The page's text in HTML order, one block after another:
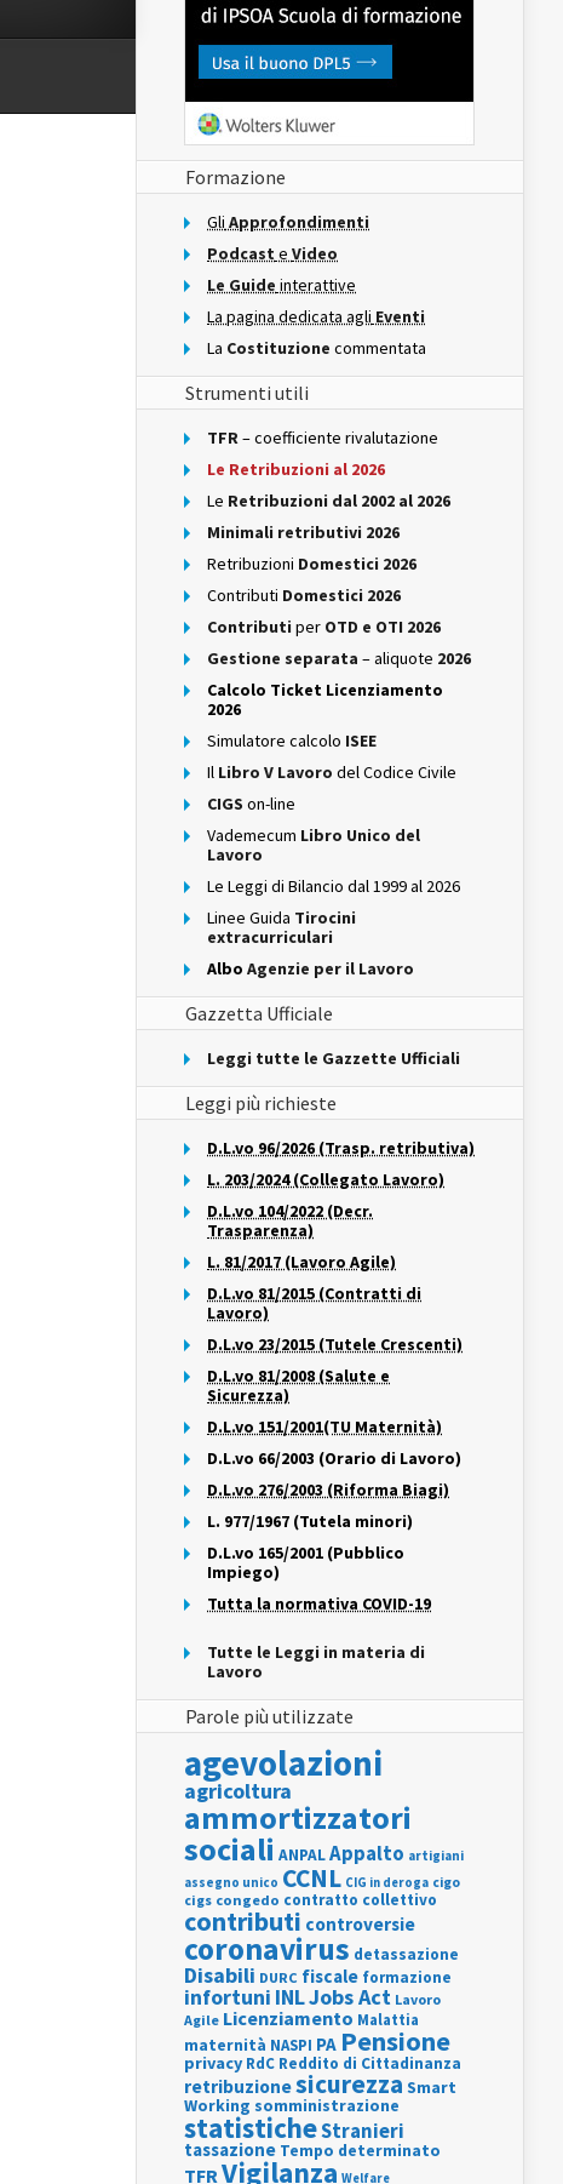
Formazione
Gli Approfondimenti
Podcast e Video
Le Guide interattive
La pagina dedicata agli Eventi
La Costituzione commentata
Strumenti utili
TFR– coefficiente rivalutazione
Le Retribuzioni al 2026
Le Retribuzioni dal 2002 al 2026
Minimali retributivi 2026
Retribuzioni Domestici 2026
Contributi Domestici 2026
Contributi per OTD e OTI 2026
Gestione separata – aliquote 2026
Calcolo Ticket Licenziamento
2026
Simulatore calcolo ISEE
Il Libro V Lavoro del Codice Civile
CIGS on-line
Vademecum Libro Unico del
Lavoro
Le Leggi di Bilancio dal 1999 al 2026
Linee Guida Tirocini
extracurriculari
Albo Agenzie per il Lavoro
Gazzetta Ufficiale
Leggi tutte le Gazzette Ufficiali
Leggi più richieste
D.L.vo 96/2026 (Trasp. retributiva)
L. 203/2024 (Collegato Lavoro)
D.L.vo 104/2022 (Decr.
Trasparenza)
L. 81/2017 (Lavoro Agile)
D.L.vo 81/2015 (Contratti di
Lavoro)
D.L.vo 23/2015 (Tutele Crescenti)
D.L.vo 81/2008 (Salute e
Sicurezza)
D.L.vo 151/2001(TU Maternità)
D.L.vo 66/2003 (Orario di Lavoro)
D.L.vo 276/2003 (Riforma Biagi)
L. 977/1967 (Tutela minori)
D.L.vo 165/2001 (Pubblico
Impiego)
Tutta la normativa COVID-19
Tutte le Leggi in materia di
Lavoro
Parole più utilizzate
agevolazioni
agricoltura
ammortizzatori
sociali ANPALAppalto artigiani
assegno unico CCNL CIG in deroga cigo
cigs congedo contratto collettivo
contributi controversie
coronavirus detassazione
Disabili DURC fiscale formazione
infortuni INLJobs Act Lavoro
Agile Licenziamento Malattia
maternità NASPI PA Pensione
privacy RdC Reddito di Cittadinanza
retribuzionesicurezza Smart
Working somministrazione
statisticheStranieri
tassazione Tempo determinato
TFRVigilanza Welfare